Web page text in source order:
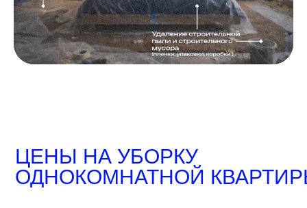
ЦЕНЫ НА УБОРКУ
ОДНОКОМНАТНОЙ